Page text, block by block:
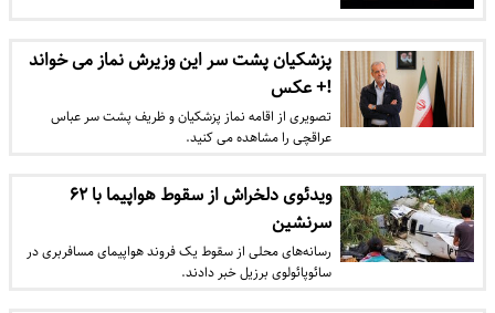
پزشکیان پشت سر این وزیرش نماز می خواند
!+ عکس
تصویری از اقامه نماز پزشکیان و ظریف پشت سر عباس
عراقچی را مشاهده می کنید.
ویدئوی دلخراش از سقوط هواپیما با ۶۲
سرنشین
رسانه‌های محلی از سقوط یک فروند هواپیمای مسافربری در
سائوپائولوی برزیل خبر دادند.